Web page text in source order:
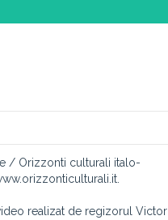
/ Orizzonti culturali italo-
realizat de regizorul Victor